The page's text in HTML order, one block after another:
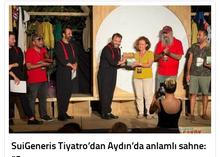
SuiGeneris Tiyatro’dan Aydın’da anlamlı sahne: